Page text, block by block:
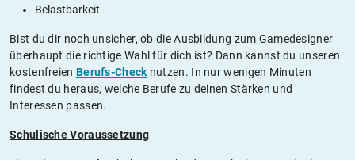
Belastbarkeit
Bist du dir noch unsicher, ob die Ausbildung zum Gamedesigner
überhaupt die richtige Wahl für dich ist? Dann kannst du unseren
kostenfreien Berufs-Check nutzen. In nur wenigen Minuten
findest du heraus, welche Berufe zu deinen Stärken und
Interessen passen.
Schulische Voraussetzung